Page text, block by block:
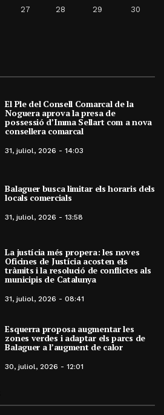
27 28 29 30
El Ple del Consell Comarcal de la
Noguera aprova la presa de
possessió d’Imma Sellart com a nova
consellera comarcal
31, juliol, 2026 - 14:03
Balaguer busca limitar els horaris dels
locals comercials
31, juliol, 2026 - 13:58
La justícia més propera: les noves
Oficines de Justícia acosten els
tràmits i la resolució de conflictes als
municipis de Catalunya
31, juliol, 2026 - 08:41
Esquerra proposa augmentar les
zones verdes i adaptar els parcs de
Balaguer a l’augment de calor
30, juliol, 2026 - 12:01